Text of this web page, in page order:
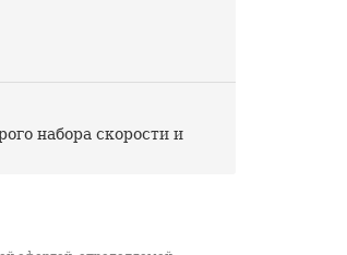
набора скорости и